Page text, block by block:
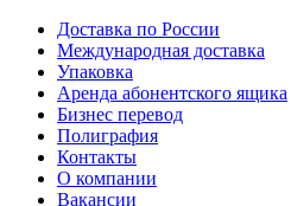
Доставка по России
Международная доставка
Упаковка
Аренда абонентского ящика
Бизнес перевод
Полиграфия
Контакты
О компании
Вакансии